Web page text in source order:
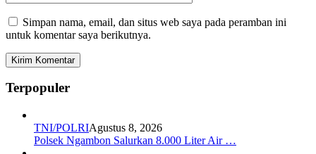
Simpan nama, email, dan situs web saya pada peramban ini
untuk komentar saya berikutnya.
Terpopuler
TNI/POLRIAgustus 8, 2026
Polsek Ngambon Salurkan 8.000 Liter Air …